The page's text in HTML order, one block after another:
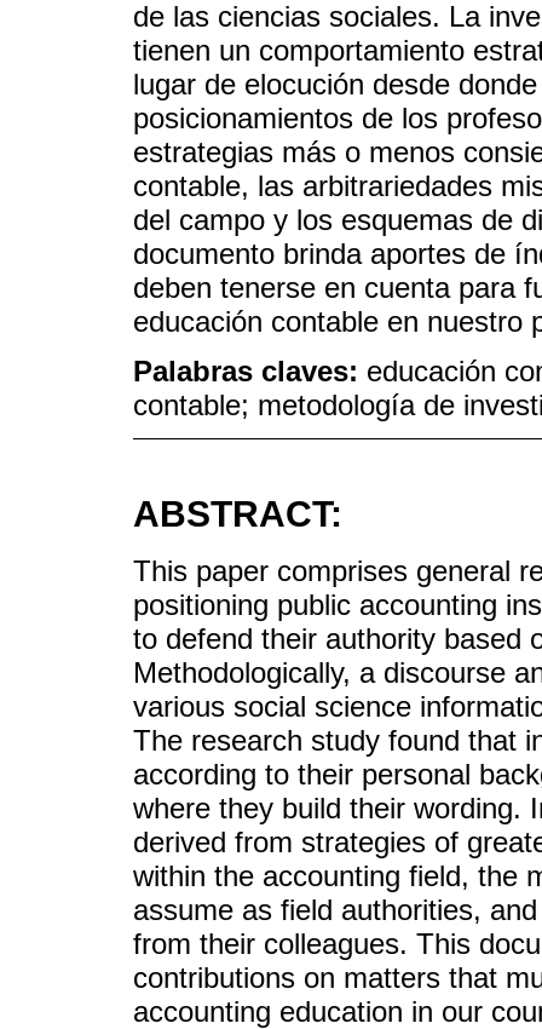
de las ciencias sociales. La
tienen un comportamiento
lugar de elocución desde
posicionamientos de los
estrategias más o menos
contable, las arbitrariedades
del campo y los esquemas de
documento brinda aportes de
deben tenerse en cuenta para
educación contable en nuestro
Palabras claves: educación
contable; metodología de
ABSTRACT:
This paper comprises general
positioning public accounting
to defend their authority based
Methodologically, a discourse
various social science
The research study found that
according to their personal
where they build their wording.
derived from strategies of
within the accounting field, the
assume as field authorities,
from their colleagues. This
contributions on matters that
accounting education in our